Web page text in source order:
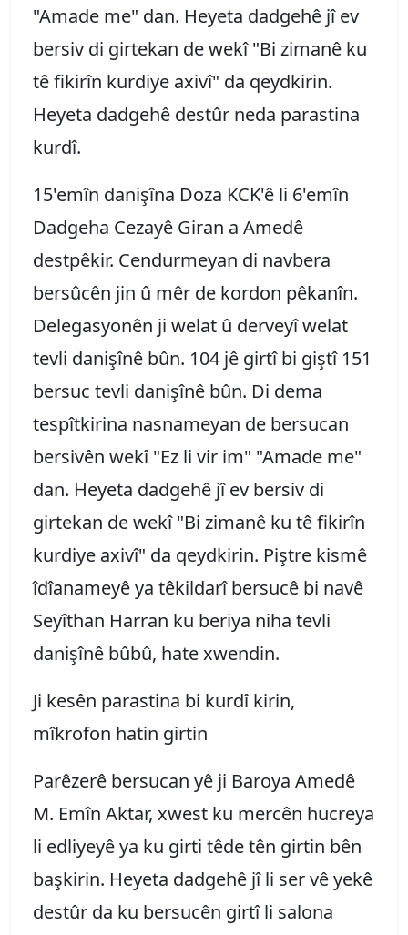
"Amade me" dan. Heyeta dadgehê jî ev
bersiv di girtekan de wekî "Bi zimanê ku
tê fikirîn kurdiye axivî" da qeydkirin.
Heyeta dadgehê destûr neda parastina
kurdî.
15'emîn danişîna Doza KCK'ê li 6'emîn
Dadgeha Cezayê Giran a Amedê
destpêkir. Cendurmeyan di navbera
bersûcên jin û mêr de kordon pêkanîn.
Delegasyonên ji welat û derveyî welat
tevli danişînê bûn. 104 jê girtî bi giştî 151
bersuc tevli danişînê bûn. Di dema
tespîtkirina nasnameyan de bersucan
bersivên wekî "Ez li vir im" "Amade me"
dan. Heyeta dadgehê jî ev bersiv di
girtekan de wekî "Bi zimanê ku tê fikirîn
kurdiye axivî" da qeydkirin. Piştre kismê
îdîanameyê ya têkildarî bersucê bi navê
Seyîthan Harran ku beriya niha tevli
danişînê bûbû, hate xwendin.
Ji kesên parastina bi kurdî kirin,
mîkrofon hatin girtin
Parêzerê bersucan yê ji Baroya Amedê
M. Emîn Aktar, xwest ku mercên hucreya
li edliyeyê ya ku girti têde tên girtin bên
başkirin. Heyeta dadgehê jî li ser vê yekê
destûr da ku bersucên girtî li salona